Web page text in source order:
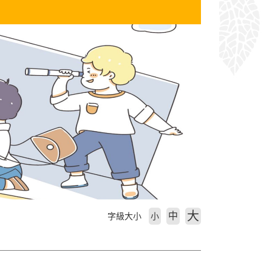
字級大小 小 中 大